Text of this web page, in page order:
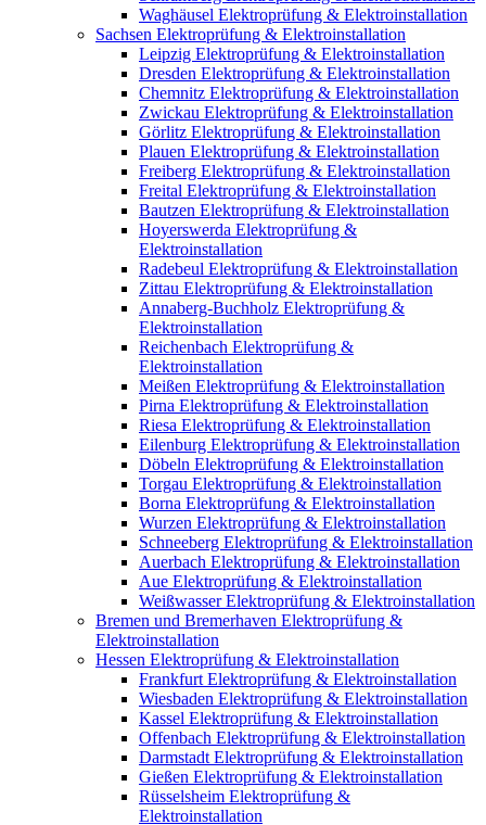
Waghäusel Elektroprüfung & Elektroinstallation
Sachsen Elektroprüfung & Elektroinstallation
Leipzig Elektroprüfung & Elektroinstallation
Dresden Elektroprüfung & Elektroinstallation
Chemnitz Elektroprüfung & Elektroinstallation
Zwickau Elektroprüfung & Elektroinstallation
Görlitz Elektroprüfung & Elektroinstallation
Plauen Elektroprüfung & Elektroinstallation
Freiberg Elektroprüfung & Elektroinstallation
Freital Elektroprüfung & Elektroinstallation
Bautzen Elektroprüfung & Elektroinstallation
Hoyerswerda Elektroprüfung &
Elektroinstallation
Radebeul Elektroprüfung & Elektroinstallation
Zittau Elektroprüfung & Elektroinstallation
Annaberg-Buchholz Elektroprüfung &
Elektroinstallation
Reichenbach Elektroprüfung &
Elektroinstallation
Meißen Elektroprüfung & Elektroinstallation
Pirna Elektroprüfung & Elektroinstallation
Riesa Elektroprüfung & Elektroinstallation
Eilenburg Elektroprüfung & Elektroinstallation
Döbeln Elektroprüfung & Elektroinstallation
Torgau Elektroprüfung & Elektroinstallation
Borna Elektroprüfung & Elektroinstallation
Wurzen Elektroprüfung & Elektroinstallation
Schneeberg Elektroprüfung & Elektroinstallation
Auerbach Elektroprüfung & Elektroinstallation
Aue Elektroprüfung & Elektroinstallation
Weißwasser Elektroprüfung & Elektroinstallation
Bremen und Bremerhaven Elektroprüfung &
Elektroinstallation
Hessen Elektroprüfung & Elektroinstallation
Frankfurt Elektroprüfung & Elektroinstallation
Wiesbaden Elektroprüfung & Elektroinstallation
Kassel Elektroprüfung & Elektroinstallation
Offenbach Elektroprüfung & Elektroinstallation
Darmstadt Elektroprüfung & Elektroinstallation
Gießen Elektroprüfung & Elektroinstallation
Rüsselsheim Elektroprüfung &
Elektroinstallation